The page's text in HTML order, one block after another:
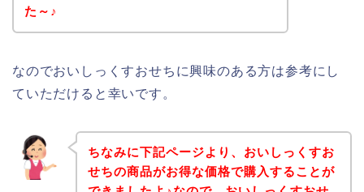
た～♪
なのでおいしっくすおせちに興味のある方は参考にし
ていただけると幸いです。
ちなみに下記ページより、おいしっくすお
せちの商品がお得な価格で購入することが